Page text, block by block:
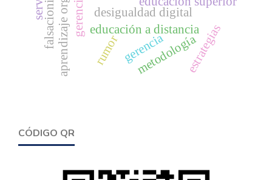
educación a distancia
desigualdad digital
estrategias
gerencia
metodología
rumor
CÓDIGO QR